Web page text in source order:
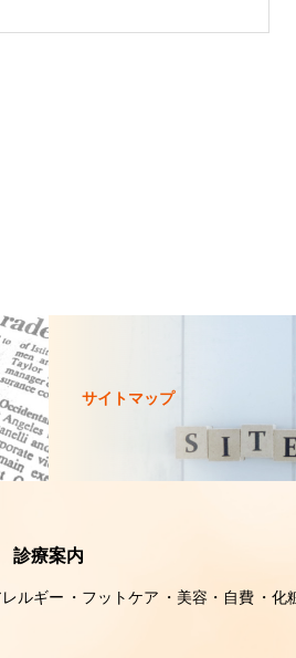
サイトマップ
診療案内
レルギー フットケア 美容・自費 化